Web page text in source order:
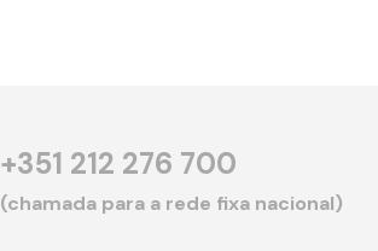
+351 212 276 700
(chamada para a rede fixa nacional)